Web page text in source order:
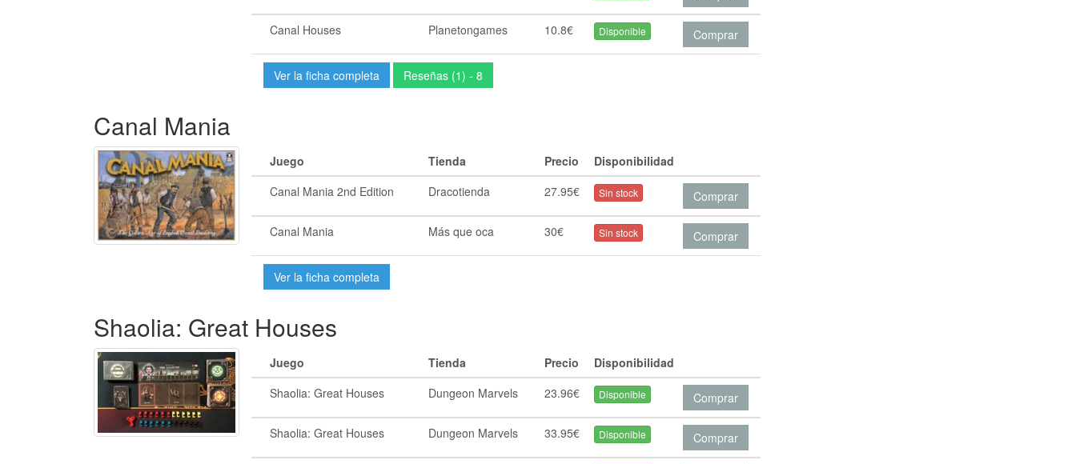
Canal Houses Planetongames 10.8€ Disponible Comprar
Ver la ficha completa Reseñas (1) - 8
Canal Mania
Juego Tienda Precio
Disponibilidad
Canal Mania 2nd Edition
Dracotienda 27.95€ Sin stock Comprar
Canal Mania Más que oca 30€ Sin stock Comprar
Ver la ficha completa
Shaolia: Great Houses
Juego Tienda Precio
Disponibilidad
Shaolia: Great Houses
Dungeon Marvels 23.96€ Disponible Comprar
Shaolia: Great Houses Dungeon Marvels 33.95€ Disponible Comprar